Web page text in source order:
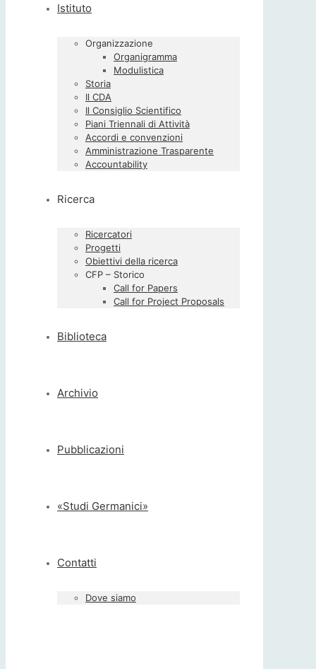
Istituto
Organizzazione
Organigramma
Modulistica
Storia
Il CDA
Il Consiglio Scientifico
Piani Triennali di Attività
Accordi e convenzioni
Amministrazione Trasparente
Accountability
Ricerca
Ricercatori
Progetti
Obiettivi della ricerca
CFP – Storico
Call for Papers
Call for Project Proposals
Biblioteca
Archivio
Pubblicazioni
«Studi Germanici»
Contatti
Dove siamo